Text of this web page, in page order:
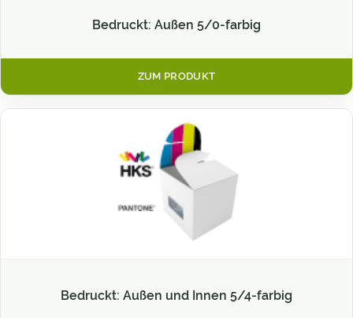
Bedruckt: Außen 5/0-farbig
ZUM PRODUKT
Bedruckt: Außen und Innen 5/4-farbig